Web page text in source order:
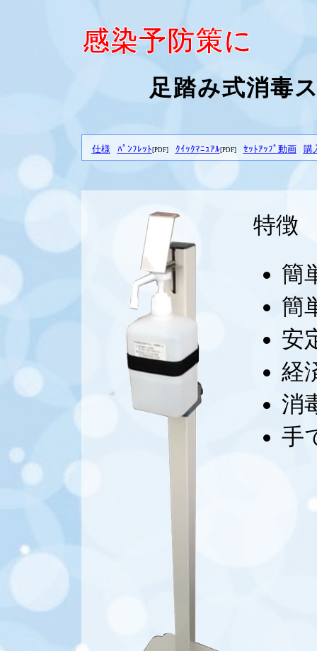
感染予防策に
足踏み式消毒
仕様 ﾊﾟﾝﾌﾚｯﾄ [PDF] ｸｲｯｸﾏﾆｭｱﾙ [PDF] ｾｯﾄｱｯﾌﾟ動画 購
特徴
簡
簡
安
経
消
手